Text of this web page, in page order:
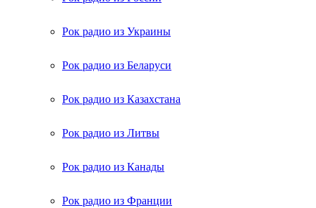
Рок радио из Украины
Рок радио из Беларуси
Рок радио из Казахстана
Рок радио из Литвы
Рок радио из Канады
Рок радио из Франции